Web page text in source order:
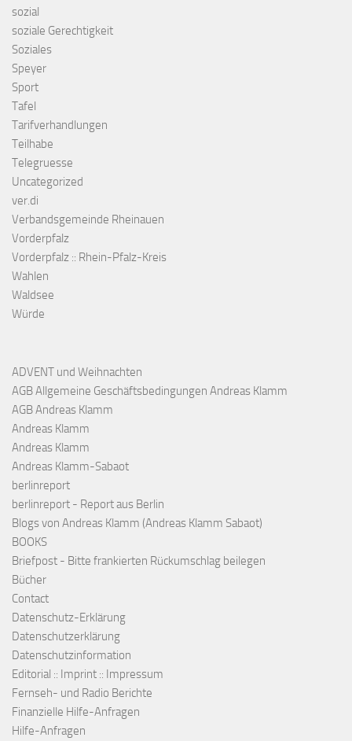
sozial
soziale Gerechtigkeit
Soziales
Speyer
Sport
Tafel
Tarifverhandlungen
Teilhabe
Telegruesse
Uncategorized
ver.di
Verbandsgemeinde Rheinauen
Vorderpfalz
Vorderpfalz :: Rhein-Pfalz-Kreis
Wahlen
Waldsee
Würde
ADVENT und Weihnachten
AGB Allgemeine Geschäftsbedingungen Andreas Klamm
AGB Andreas Klamm
Andreas Klamm
Andreas Klamm
Andreas Klamm-Sabaot
berlinreport
berlinreport - Report aus Berlin
Blogs von Andreas Klamm (Andreas Klamm Sabaot)
BOOKS
Briefpost - Bitte frankierten Rückumschlag beilegen
Bücher
Contact
Datenschutz-Erklärung
Datenschutzerklärung
Datenschutzinformation
Editorial :: Imprint :: Impressum
Fernseh- und Radio Berichte
Finanzielle Hilfe-Anfragen
Hilfe-Anfragen